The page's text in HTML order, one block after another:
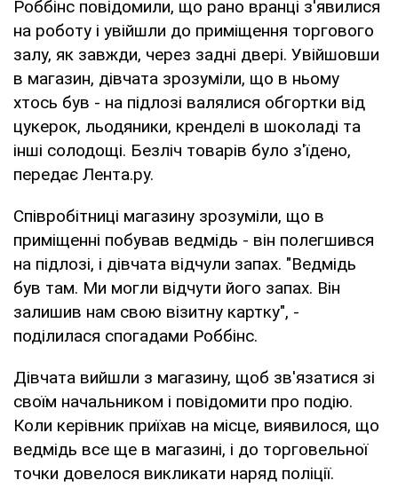
Роббінс повідомили, що рано вранці з'явилися
на роботу і увійшли до приміщення торгового
залу, як завжди, через задні двері. Увійшовши
в магазин, дівчата зрозуміли, що в ньому
хтось був - на підлозі валялися обгортки від
цукерок, льодяники, кренделі в шоколаді та
інші солодощі. Безліч товарів було з'їдено,
передає Лента.ру.
Співробітниці магазину зрозуміли, що в
приміщенні побував ведмідь - він полегшився
на підлозі, і дівчата відчули запах. "Ведмідь
був там. Ми могли відчути його запах. Він
залишив нам свою візитну картку", -
поділилася спогадами Роббінс.
Дівчата вийшли з магазину, щоб зв'язатися зі
своїм начальником і повідомити про подію.
Коли керівник приїхав на місце, виявилося, що
ведмідь все ще в магазині, і до торговельної
точки довелося викликати наряд поліції.